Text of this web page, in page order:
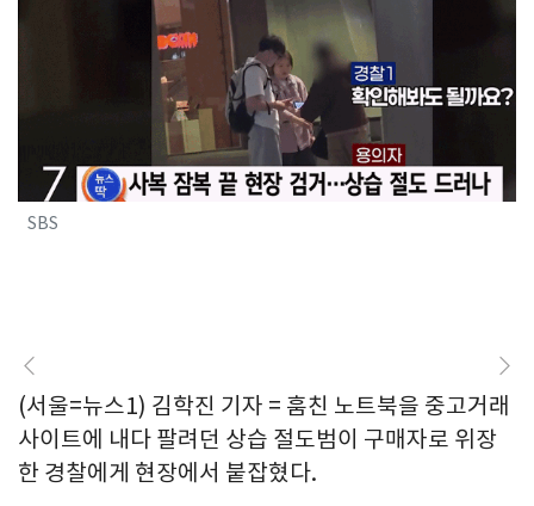
SBS
(서울=뉴스1) 김학진 기자 = 훔친 노트북을 중고거래
사이트에 내다 팔려던 상습 절도범이 구매자로 위장
한 경찰에게 현장에서 붙잡혔다.